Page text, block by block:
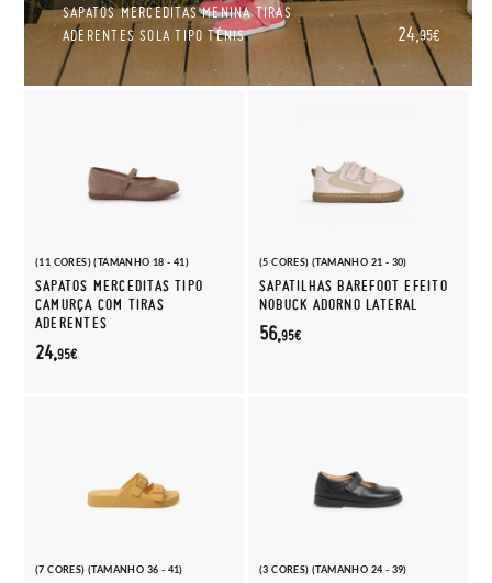
SAPATOS MERCEDITAS MENINA TIRAS
ADERENTES SOLA TIPO TÉNIS
24,95€
(11 CORES) (TAMANHO 18 - 41)
SAPATOS MERCEDITAS TIPO
CAMURÇA COM TIRAS
ADERENTES
24,95€
(5 CORES) (TAMANHO 21 - 30)
SAPATILHAS BAREFOOT EFEITO
NOBUCK ADORNO LATERAL
56,95€
(7 CORES) (TAMANHO 36 - 41) (3 CORES) (TAMANHO 24 - 39)